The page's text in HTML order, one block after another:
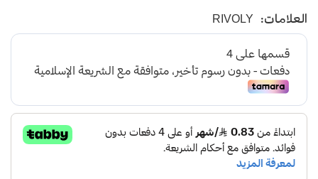
العلامات: RIVOLY